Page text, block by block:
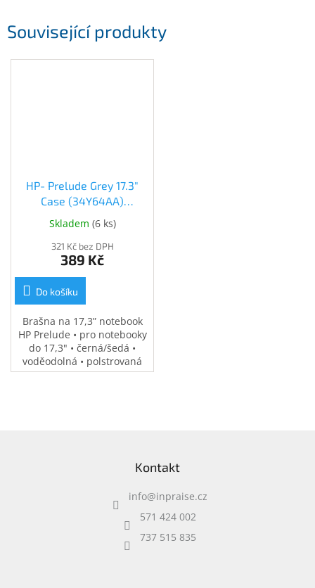
Kamerové
Související produkty
HP- Prelude Grey 17.3"
Case (34Y64AA)
(34Y64AA)
Skladem (6 ks)
321 Kč bez DPH
389 Kč
Do košíku
Brašna na 17,3” notebook
HP Prelude • pro notebooky
do 17,3" • černá/šedá •
voděodolná • polstrovaná
přihrádka na notebook •
Kontakt
info@inpraise.cz
571 424 002
737 515 835